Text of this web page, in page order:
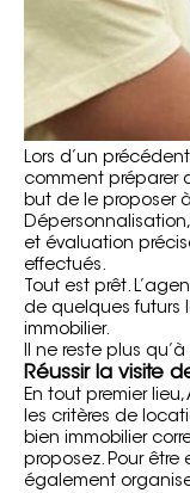
Lors d’un
comment préparer
but de le proposer
et évaluation
effectués.
Tout est prêt.
de quelques futurs
immobilier.
Il ne reste plus
Réussir la visite
En tout premier lieu,
les critères de
bien immobilier
proposez. Pour
également